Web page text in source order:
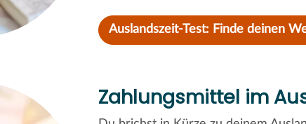
Auslandszeit-Test: Finde deinen
Zahlungsmittel im